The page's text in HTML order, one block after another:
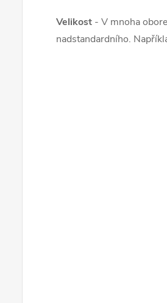
Velikost - V mnoha
nadstandardního.